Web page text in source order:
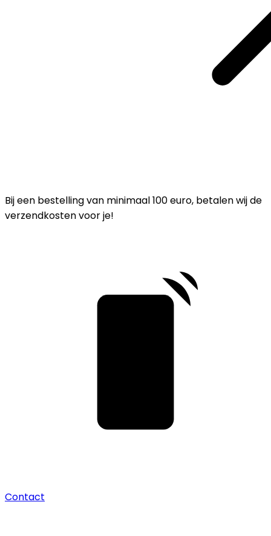
Bij een bestelling van minimaal 100 euro, betalen wij de
verzendkosten voor je!
Contact